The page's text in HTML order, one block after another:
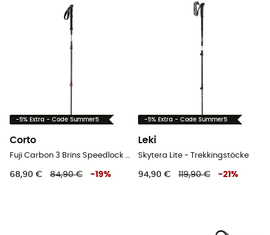
-5% Extra - Code Summer5
Corto
68,90 € 84,90 € -19%
-5% Extra - Code Summer5
Leki
Skytera Lite - Trekkingstöcke
94,90 € 119,90 € -21 %